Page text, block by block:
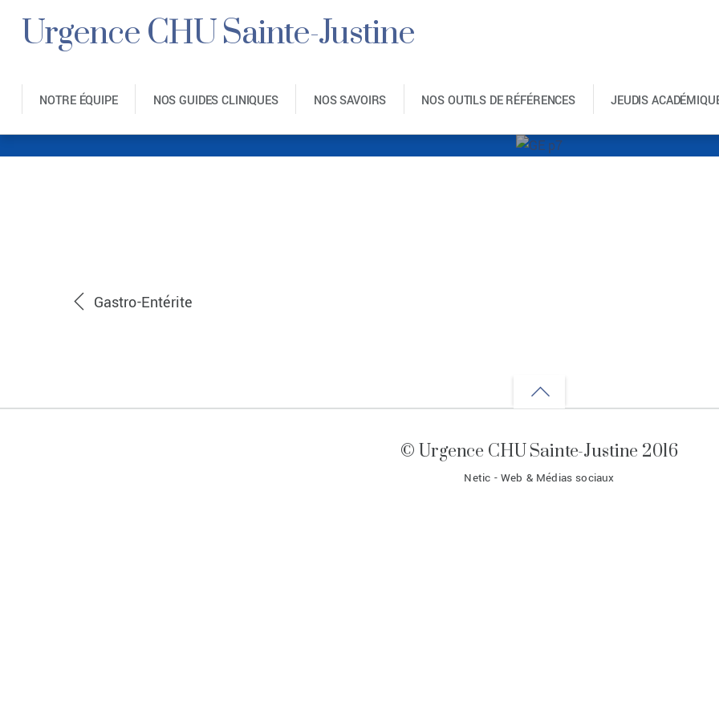
Urgence CHU Sainte-Justine
NOTRE ÉQUIPE NOS GUIDES CLINIQUES NOS SAVOIRS NOS OUTILS DE RÉFÉRENCES JEUDIS
Gastro-Entérite
Back
top
© Urgence CHU Sainte-Justine 2016
Netic - Web & Médias sociaux